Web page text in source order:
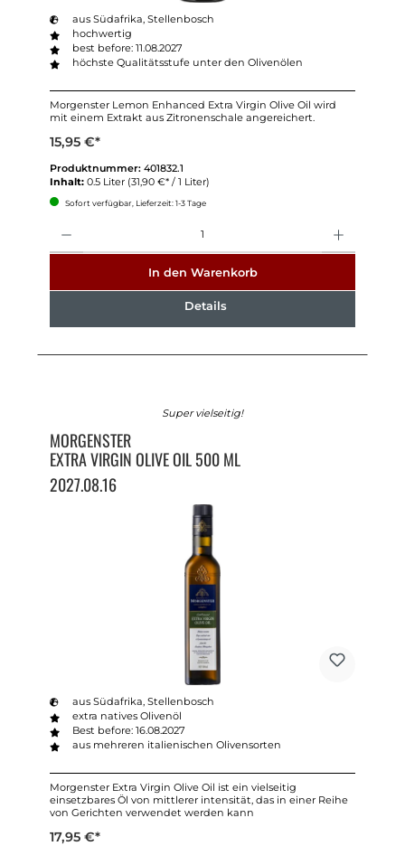
aus Südafrika, Stellenbosch
hochwertig
best before: 11.08.2027
höchste Qualitätsstufe unter den Olivenölen
Morgenster Lemon Enhanced Extra Virgin Olive Oil wird
mit einem Extrakt aus Zitronenschale angereichert.
15,95 €*
Produktnummer: 401832.1
Inhalt: 0.5 Liter (31,90 €* / 1 Liter)
Sofort verfügbar, Lieferzeit: 1-3 Tage
In den Warenkorb
Details
Super vielseitig!
MORGENSTER
EXTRA VIRGIN OLIVE OIL 500 ML
2027.08.16
aus Südafrika, Stellenbosch
extra natives Olivenöl
Best before: 16.08.2027
aus mehreren italienischen Olivensorten
Morgenster Extra Virgin Olive Oil ist ein vielseitig
einsetzbares Öl von mittlerer intensität, das in einer Reihe
von Gerichten verwendet werden kann
17,95 €*